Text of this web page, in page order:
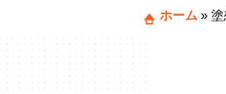
ホーム » 塗